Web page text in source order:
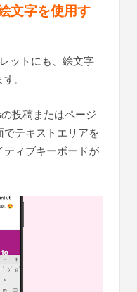
文字を使用す
ットにも、絵文字
。
投稿またはページ
テキストエリアを
ティブキーボードが